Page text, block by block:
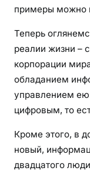
примеры можно
Теперь
реалии жизни –
корпорации
обладанием
управлением
цифровым, то
Кроме этого, в
новый,
двадцатого